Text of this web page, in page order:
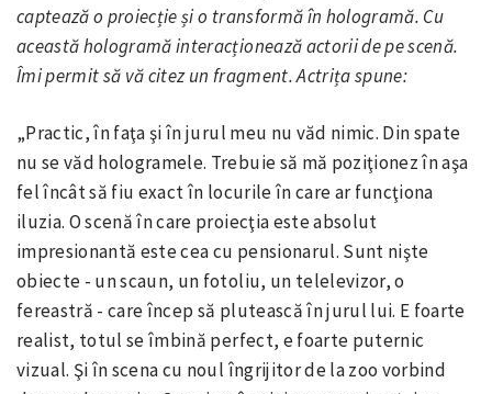
captează o proiecție și o transformă în hologramă. Cu
această hologramă interacționează actorii de pe scenă.
Îmi permit să vă citez un fragment. Actrița spune:
„Practic, în faţa şi în jurul meu nu văd nimic. Din spate
nu se văd hologramele. Trebuie să mă poziţionez în aşa
fel încât să fiu exact în locurile în care ar funcţiona
iluzia. O scenă în care proiecţia este absolut
impresionantă este cea cu pensionarul. Sunt nişte
obiecte - un scaun, un fotoliu, un telelevizor, o
fereastră - care încep să plutească în jurul lui. E foarte
realist, totul se îmbină perfect, e foarte puternic
vizual. Şi în scena cu noul îngrijitor de la zoo vorbind